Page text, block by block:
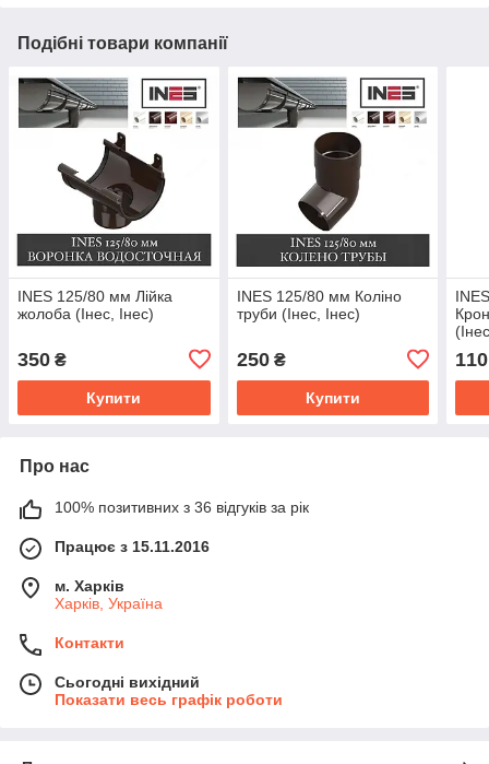
Подібні товари компанії
INES 125/80 мм Лійка
жолоба (Інес, Інес)
350 ₴
Купити
INES 125/80 мм Коліно
труби (Інес, Інес)
250₴
Купити
110
Про нас
100% позитивних з 36 відгуків за рік
Працює з 15.11.2016
м. Харків
Харків, Україна
Контакти
Сьогодні вихідний
Показати весь графік роботи